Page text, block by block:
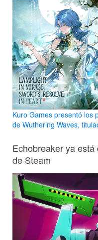
Kuro Games presentó los
de Wuthering Waves,
Echobreaker ya
de Steam